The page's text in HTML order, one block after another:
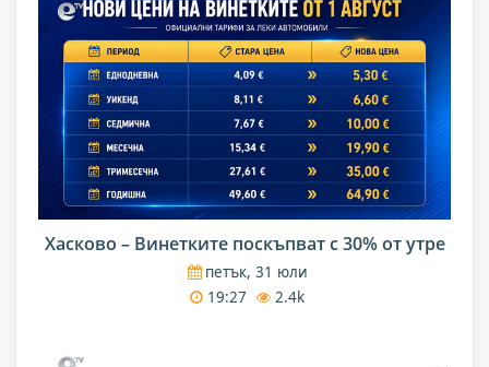
Хасково – Винетките поскъпват с 30% от утре
петък, 31 юли
19:27
2.4k